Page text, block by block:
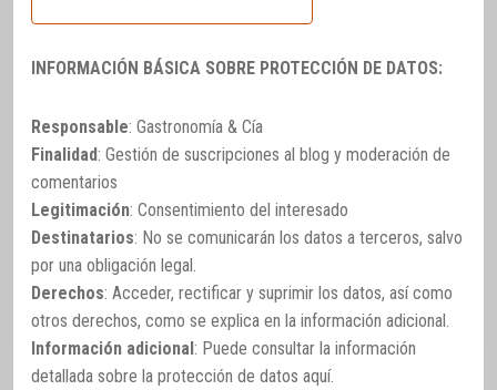
INFORMACIÓN BÁSICA SOBRE PROTECCIÓN DE DATOS:
Responsable: Gastronomía & Cía
Finalidad: Gestión de suscripciones al blog y moderación de
comentarios
Legitimación: Consentimiento del interesado
Destinatarios: No se comunicarán los datos a terceros, salvo
por una obligación legal.
Derechos: Acceder, rectificar y suprimir los datos, así como
otros derechos, como se explica en la información adicional.
Información adicional: Puede consultar la información
detallada sobre la protección de datos aquí.